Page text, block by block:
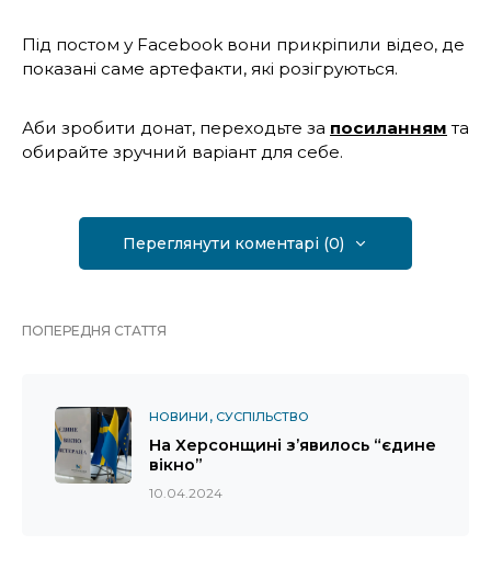
Під постом у Facebook вони прикріпили відео, де
показані саме артефакти, які розігруються.
Аби зробити донат, переходьте за посиланням та
обирайте зручний варіант для себе.
Переглянути коментарі (0)
ПОПЕРЕДНЯ СТАТТЯ
НОВИНИ СУСПІЛЬСТВО
На Херсонщині з’явилось “єдине
вікно”
10.04.2024